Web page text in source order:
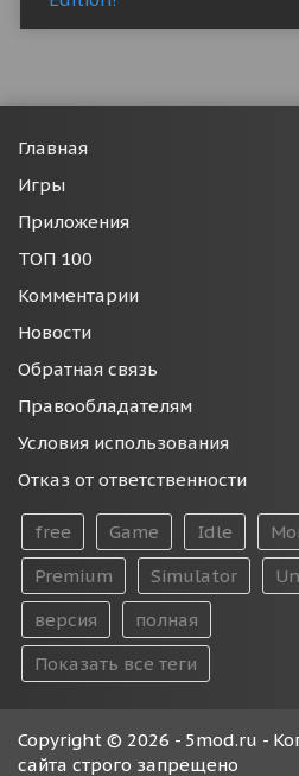
Главная
Игры
Приложения
ТОП 100
Комментарии
Новости
Обратная связь
Правообладателям
Условия использования
Отказ от ответственности
free Game Idle
Premium
Simulator
версия
полная
Показать все теги
Copyright © 2026 - 5mod.ru -
сайта строго запрещено